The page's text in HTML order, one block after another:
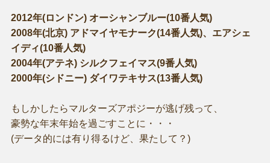
2012年(ロンドン) オーシャンブルー(10番人気)
2008年(北京) アドマイヤモナーク(14番人気)、エアシェ
イディ(10番人気)
2004年(アテネ) シルクフェイマス(9番人気)
2000年(シドニー) ダイワテキサス(13番人気)
もしかしたらマルターズアポジーが逃げ残って、
豪勢な年末年始を過ごすことに・・・
(データ的には有り得るけど、果たして？)